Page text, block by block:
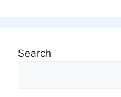
Search